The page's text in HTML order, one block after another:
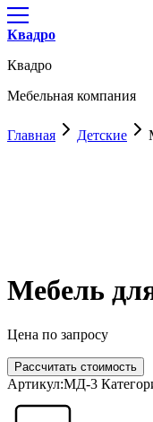
Квадро
Квадро
Мебельная компания
Главная Детские
Мебель
Цена по запросу
Рассчитать стоимость
Артикул:МД-3